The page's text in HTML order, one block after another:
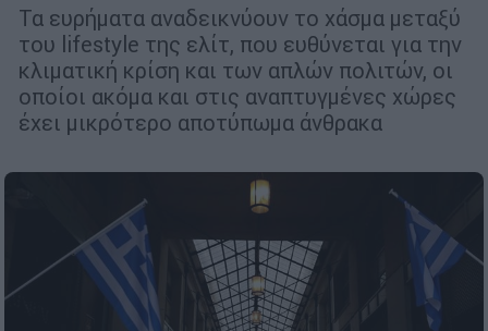
Τα ευρήματα αναδεικνύουν το χάσμα μεταξύ
του lifestyle της ελίτ, που ευθύνεται για την
κλιματική κρίση και των απλών πολιτών, οι
οποίοι ακόμα και στις αναπτυγμένες χώρες
έχει μικρότερο αποτύπωμα άνθρακα